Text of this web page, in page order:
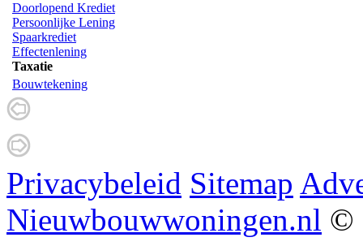
Doorlopend Krediet
Persoonlijke Lening
Spaarkrediet
Effectenlening
Taxatie
Bouwtekening
Privacybeleid Sitemap
Nieuwbouwwoningen.nl ©